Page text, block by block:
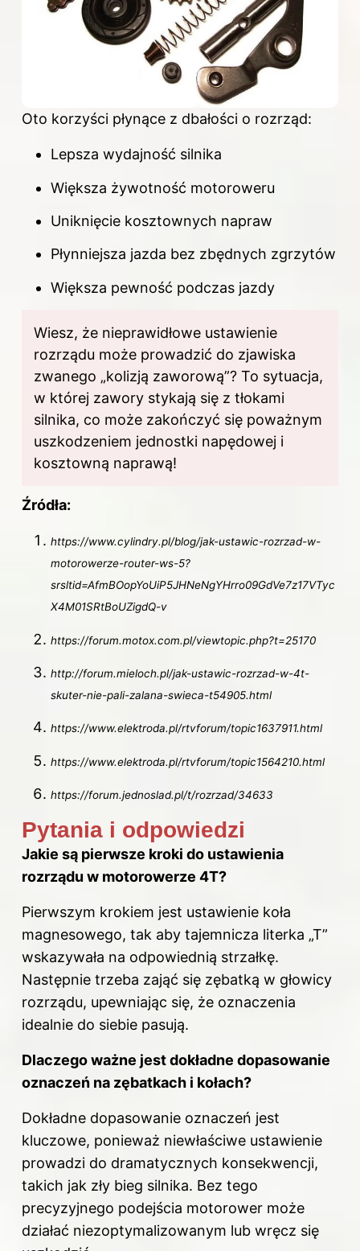
Oto korzyści płynące z dbałości o rozrząd:
Lepsza wydajność silnika
Większa żywotność motoroweru
Uniknięcie kosztownych napraw
Płynniejsza jazda bez zbędnych zgrzytów
Większa pewność podczas jazdy
Wiesz, że nieprawidłowe ustawienie
rozrządu może prowadzić do zjawiska
zwanego „kolizją zaworową”? To sytuacja,
w której zawory stykają się z tłokami
silnika, co może zakończyć się poważnym
uszkodzeniem jednostki napędowej i
kosztowną naprawą!
Źródła:
https://www.cylindry.pl/blog/jak-ustawic-rozrzad-w-
motorowerze-router-ws-5?
srsltid=AfmBOopYoUiP5JHNeNgYHrro09GdVe7z17VTyc
X4M01SRtBoUZigdQ-v
https://forum.motox.com.pl/viewtopic.php?t=25170
http://forum.mieloch.pl/jak-ustawic-rozrzad-w-4t-
skuter-nie-pali-zalana-swieca-t54905.html
https://www.elektroda.pl/rtvforum/topic1637911.html
https://www.elektroda.pl/rtvforum/topic1564210.html
https://forum.jednoslad.pl/t/rozrzad/34633
Pytania i odpowiedzi
Jakie są pierwsze kroki do ustawienia
rozrządu w motorowerze 4T?
Pierwszym krokiem jest ustawienie koła
magnesowego, tak aby tajemnicza literka „T”
wskazywała na odpowiednią strzałkę.
Następnie trzeba zająć się zębatką w głowicy
rozrządu, upewniając się, że oznaczenia
idealnie do siebie pasują.
Dlaczego ważne jest dokładne dopasowanie
oznaczeń na zębatkach i kołach?
Dokładne dopasowanie oznaczeń jest
kluczowe, ponieważ niewłaściwe ustawienie
prowadzi do dramatycznych konsekwencji,
takich jak zły bieg silnika. Bez tego
precyzyjnego podejścia motorower może
działać niezoptymalizowanym lub wręcz się